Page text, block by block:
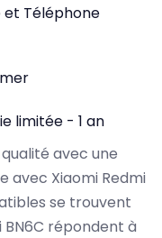
Téléphone
limitée - 1 an
avec une
avec Xiaomi Redmi
se trouvent
répondent à